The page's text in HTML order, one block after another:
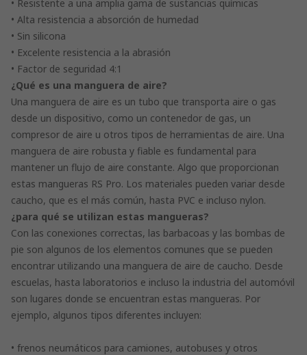
• Resistente a una amplia gama de sustancias químicas
• Alta resistencia a absorción de humedad
• Sin silicona
• Excelente resistencia a la abrasión
• Factor de seguridad 4:1
¿Qué es una manguera de aire?
Una manguera de aire es un tubo que transporta aire o gas
desde un dispositivo, como un contenedor de gas, un
compresor de aire u otros tipos de herramientas de aire. Una
manguera de aire robusta y fiable es fundamental para
mantener un flujo de aire constante. Algo que proporcionan
estas mangueras RS Pro. Los materiales pueden variar desde
caucho, que es el más común, hasta PVC e incluso nylon.
¿para qué se utilizan estas mangueras?
Con las conexiones correctas, las barbacoas y las bombas de
pie son algunos de los elementos comunes que se pueden
encontrar utilizando una manguera de aire de caucho. Desde
escuelas, hasta laboratorios e incluso la industria del automóvil
son lugares donde se encuentran estas mangueras. Por
ejemplo, algunos tipos diferentes incluyen:
• frenos neumáticos para camiones, autobuses y otros